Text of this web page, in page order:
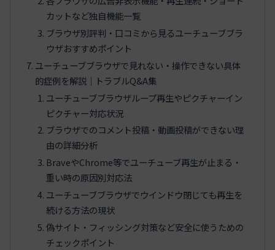
カットなど独自機能一覧
ブラウザ別評判・口コミから見るユーチューブブラ
ウザおすすめポイント
ユーチューブブラウザで見れない・操作できない具体
的症例を解説｜トラブルQ&A集
ユーチューブブラウザループ再生やピクチャーイン
ピクチャー対応状況
ブラウザでのコメント投稿・動画投稿ができない理
由の詳細分析
BraveやChrome等でユーチューブ再生が止まる・
重い時の原因別対応法
ユーチューブブラウザでウインドウ閉じても再生を
続ける方法の現状
偽サイト・フィッシング対策など安全に使うための
チェックポイント